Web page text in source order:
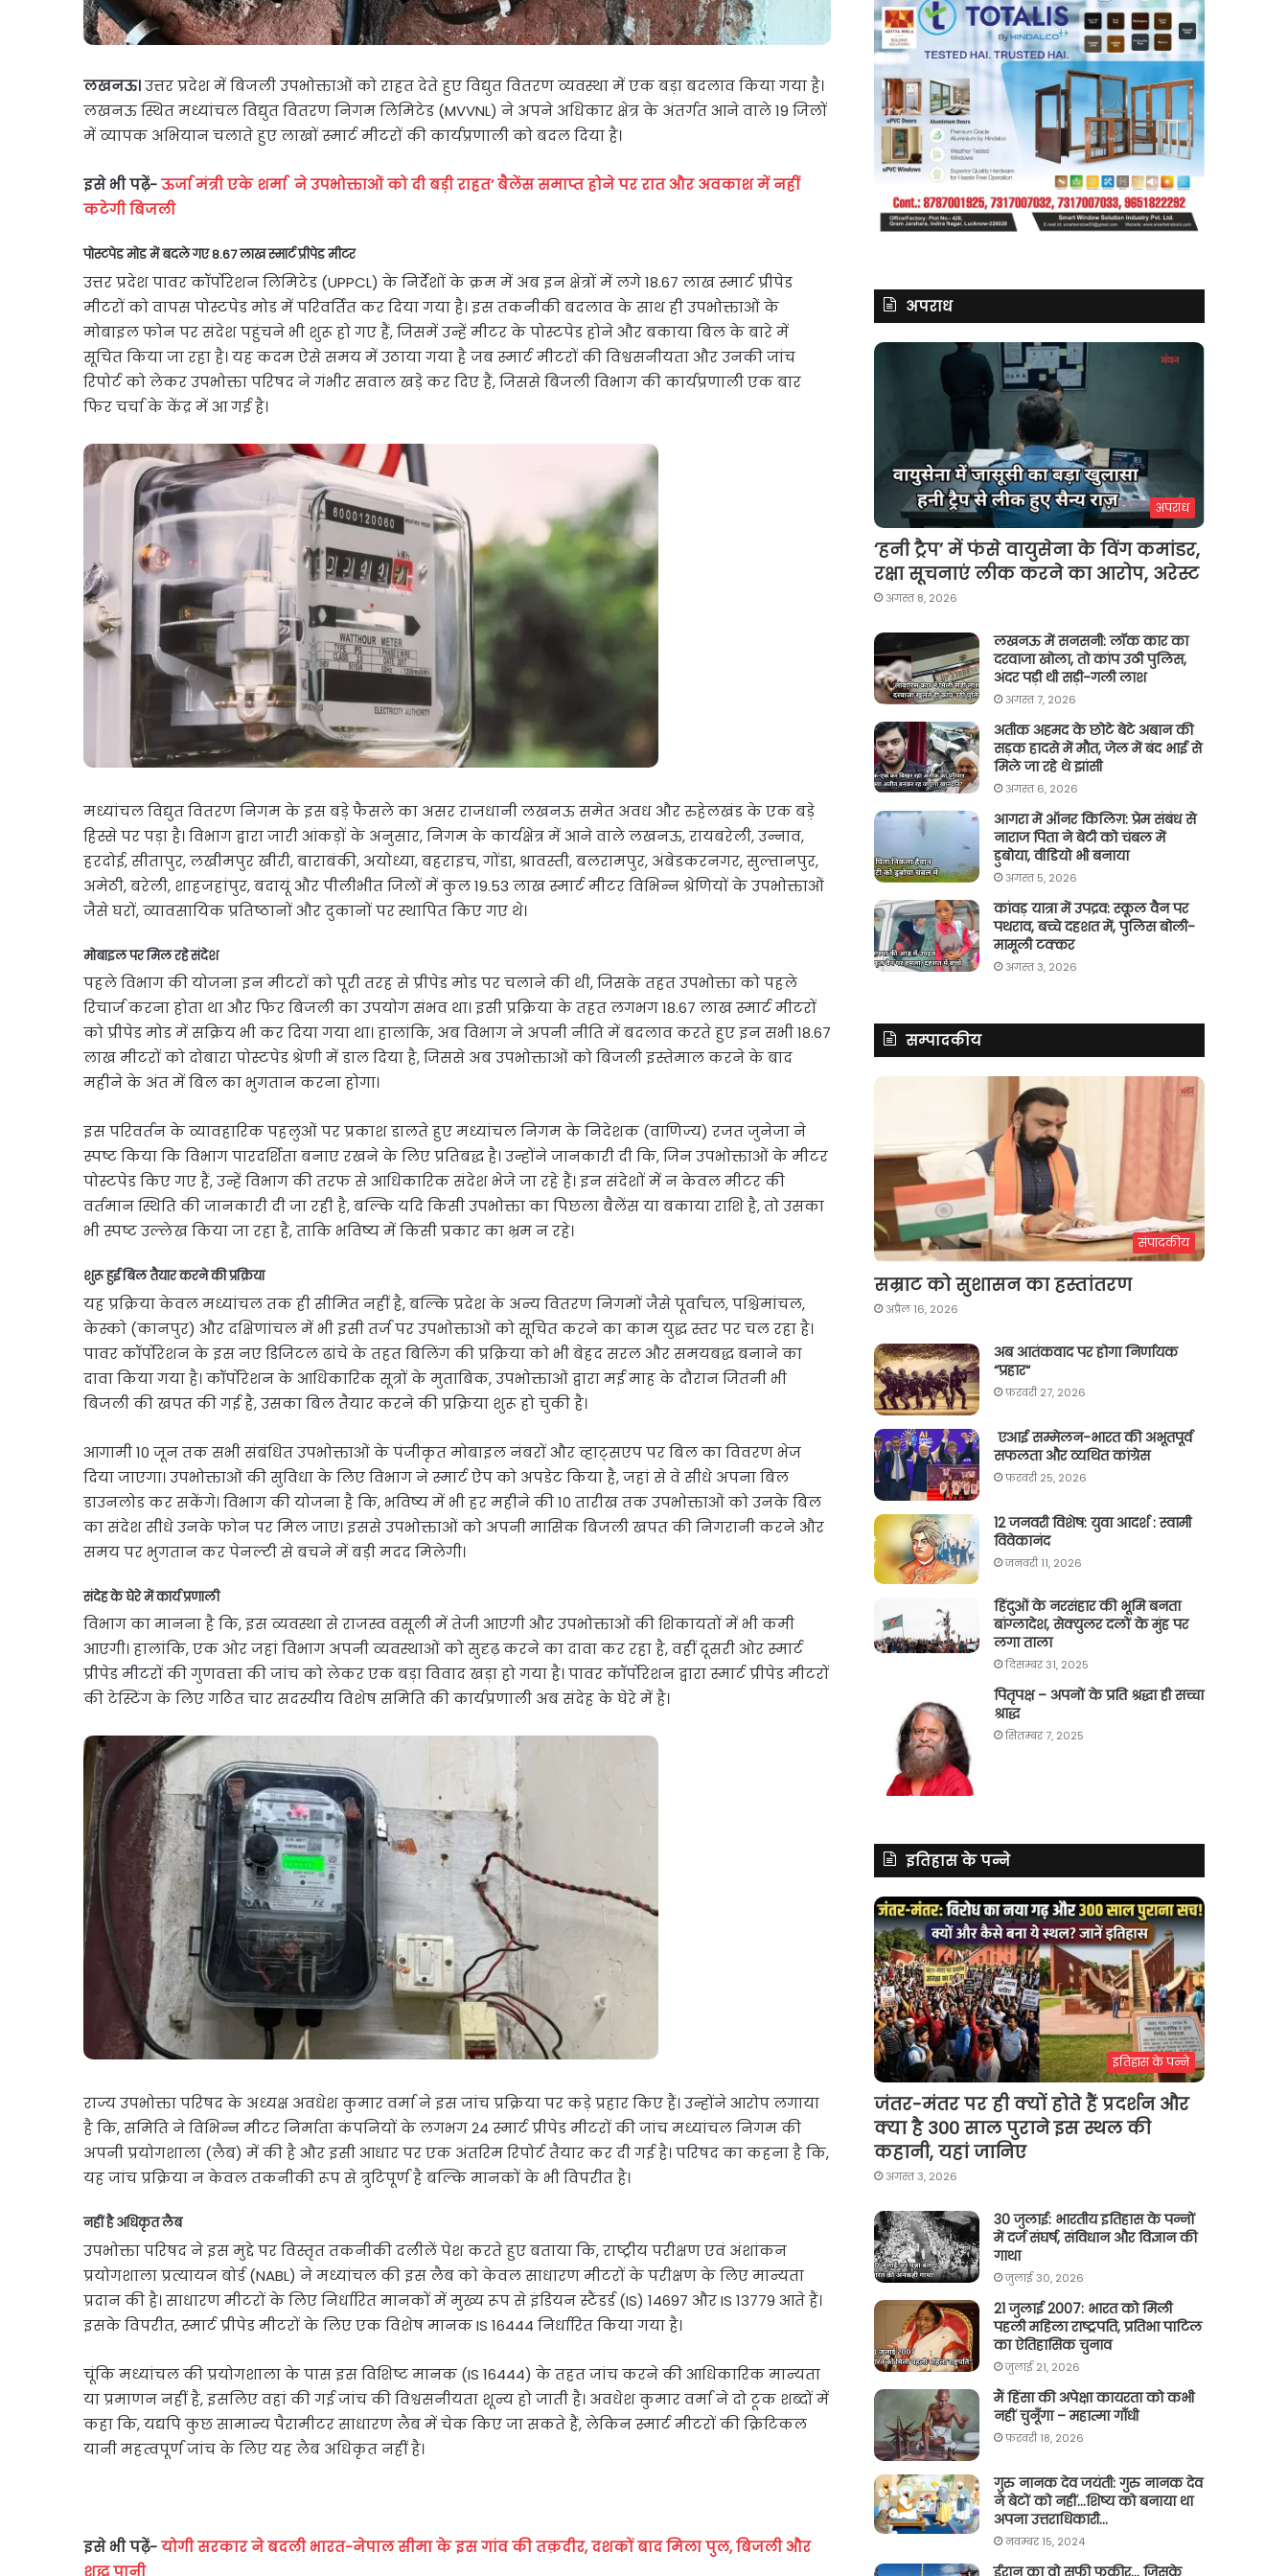
लखनऊ।उत्तर प्रदेश में बिजली उपभोक्ताओं को राहत देते हुए विद्युत वितरण व्यवस्था में एक बड़ा बदलाव किया गया है।
लखनऊ स्थित मध्यांचल विद्युत वितरण निगम लिमिटेड (MVVNL) ने अपने अधिकार क्षेत्र के अंतर्गत आने वाले 19 जिलों
में व्यापक अभियान चलाते हुए लाखों स्मार्ट मीटरों की कार्यप्रणाली को बदल दिया है।
इसे भी पढ़ें-ऊर्जा मंत्री एके शर्मा ने उपभोक्ताओं को दी बड़ी राहत’ बैलेंस समाप्त होने पर रात और अवकाश में नहीं
कटेगी बिजली
पोस्टपेड मोड में बदले गए 8.67 लाख स्मार्ट प्रीपेड मीटर
उत्तर प्रदेश पावर कॉर्पोरेशन लिमिटेड (UPPCL) के निर्देशों के क्रम में अब इन क्षेत्रों में लगे 18.67 लाख स्मार्ट प्रीपेड
मीटरों को वापस पोस्टपेड मोड में परिवर्तित कर दिया गया है। इस तकनीकी बदलाव के साथ ही उपभोक्ताओं के
मोबाइल फोन पर संदेश पहुंचने भी शुरू हो गए हैं, जिसमें उन्हें मीटर के पोस्टपेड होने और बकाया बिल के बारे में
सूचित किया जा रहा है। यह कदम ऐसे समय में उठाया गया है जब स्मार्ट मीटरों की विश्वसनीयता और उनकी जांच
रिपोर्ट को लेकर उपभोक्ता परिषद ने गंभीर सवाल खड़े कर दिए हैं, जिससे बिजली विभाग की कार्यप्रणाली एक बार
फिर चर्चा के केंद्र में आ गई है।
मध्यांचल विद्युत वितरण निगम के इस बड़े फैसले का असर राजधानी लखनऊ समेत अवध और रुहेलखंड के एक बड़े
हिस्से पर पड़ा है। विभाग द्वारा जारी आंकड़ों के अनुसार, निगम के कार्यक्षेत्र में आने वाले लखनऊ, रायबरेली, उन्नाव,
हरदोई, सीतापुर, लखीमपुर खीरी, बाराबंकी, अयोध्या, बहराइच, गोंडा, श्रावस्ती, बलरामपुर, अंबेडकरनगर, सुल्तानपुर,
अमेठी, बरेली, शाहजहांपुर, बदायूं और पीलीभीत जिलों में कुल 19.53 लाख स्मार्ट मीटर विभिन्न श्रेणियों के उपभोक्ताओं
जैसे घरों, व्यावसायिक प्रतिष्ठानों और दुकानों पर स्थापित किए गए थे।
मोबाइल पर मिल रहे संदेश
पहले विभाग की योजना इन मीटरों को पूरी तरह से प्रीपेड मोड पर चलाने की थी, जिसके तहत उपभोक्ता को पहले
रिचार्ज करना होता था और फिर बिजली का उपयोग संभव था। इसी प्रक्रिया के तहत लगभग 18.67 लाख स्मार्ट मीटरों
को प्रीपेड मोड में सक्रिय भी कर दिया गया था। हालांकि, अब विभाग ने अपनी नीति में बदलाव करते हुए इन सभी 18.67
लाख मीटरों को दोबारा पोस्टपेड श्रेणी में डाल दिया है, जिससे अब उपभोक्ताओं को बिजली इस्तेमाल करने के बाद
महीने के अंत में बिल का भुगतान करना होगा।
इस परिवर्तन के व्यावहारिक पहलुओं पर प्रकाश डालते हुए मध्यांचल निगम के निदेशक (वाणिज्य) रजत जुनेजा ने
स्पष्ट किया कि विभाग पारदर्शिता बनाए रखने के लिए प्रतिबद्ध है। उन्होंने जानकारी दी कि, जिन उपभोक्ताओं के मीटर
पोस्टपेड किए गए हैं, उन्हें विभाग की तरफ से आधिकारिक संदेश भेजे जा रहे हैं। इन संदेशों में न केवल मीटर की
वर्तमान स्थिति की जानकारी दी जा रही है, बल्कि यदि किसी उपभोक्ता का पिछला बैलेंस या बकाया राशि है, तो उसका
भी स्पष्ट उल्लेख किया जा रहा है, ताकि भविष्य में किसी प्रकार का भ्रम न रहे।
शुरू हुई बिल तैयार करने की प्रक्रिया
यह प्रक्रिया केवल मध्यांचल तक ही सीमित नहीं है, बल्कि प्रदेश के अन्य वितरण निगमों जैसे पूर्वांचल, पश्चिमांचल,
केस्को (कानपुर) और दक्षिणांचल में भी इसी तर्ज पर उपभोक्ताओं को सूचित करने का काम युद्ध स्तर पर चल रहा है।
पावर कॉर्पोरेशन के इस नए डिजिटल ढांचे के तहत बिलिंग की प्रक्रिया को भी बेहद सरल और समयबद्ध बनाने का
दावा किया गया है। कॉर्पोरेशन के आधिकारिक सूत्रों के मुताबिक, उपभोक्ताओं द्वारा मई माह के दौरान जितनी भी
बिजली की खपत की गई है, उसका बिल तैयार करने की प्रक्रिया शुरू हो चुकी है।
आगामी 10 जून तक सभी संबंधित उपभोक्ताओं के पंजीकृत मोबाइल नंबरों और व्हाट्सएप पर बिल का विवरण भेज
दिया जाएगा। उपभोक्ताओं की सुविधा के लिए विभाग ने स्मार्ट ऐप को अपडेट किया है, जहां से वे सीधे अपना बिल
डाउनलोड कर सकेंगे। विभाग की योजना है कि, भविष्य में भी हर महीने की 10 तारीख तक उपभोक्ताओं को उनके बिल
का संदेश सीधे उनके फोन पर मिल जाए। इससे उपभोक्ताओं को अपनी मासिक बिजली खपत की निगरानी करने और
समय पर भुगतान कर पेनल्टी से बचने में बड़ी मदद मिलेगी।
संदेह के घेरे में कार्य प्रणाली
विभाग का मानना है कि, इस व्यवस्था से राजस्व वसूली में तेजी आएगी और उपभोक्ताओं की शिकायतों में भी कमी
आएगी। हालांकि, एक ओर जहां विभाग अपनी व्यवस्थाओं को सुदृढ़ करने का दावा कर रहा है, वहीं दूसरी ओर स्मार्ट
प्रीपेड मीटरों की गुणवत्ता की जांच को लेकर एक बड़ा विवाद खड़ा हो गया है। पावर कॉर्पोरेशन द्वारा स्मार्ट प्रीपेड मीटरों
की टेस्टिंग के लिए गठित चार सदस्यीय विशेष समिति की कार्यप्रणाली अब संदेह के घेरे में है।
राज्य उपभोक्ता परिषद के अध्यक्ष अवधेश कुमार वर्मा ने इस जांच प्रक्रिया पर कड़े प्रहार किए हैं। उन्होंने आरोप लगाया
है कि, समिति ने विभिन्न मीटर निर्माता कंपनियों के लगभग 24 स्मार्ट प्रीपेड मीटरों की जांच मध्यांचल निगम की
अपनी प्रयोगशाला (लैब) में की है और इसी आधार पर एक अंतरिम रिपोर्ट तैयार कर दी गई है। परिषद का कहना है कि,
यह जांच प्रक्रिया न केवल तकनीकी रूप से त्रुटिपूर्ण है बल्कि मानकों के भी विपरीत है।
नहीं है अधिकृत लैब
उपभोक्ता परिषद ने इस मुद्दे पर विस्तृत तकनीकी दलीलें पेश करते हुए बताया कि, राष्ट्रीय परीक्षण एवं अंशांकन
प्रयोगशाला प्रत्यायन बोर्ड (NABL) ने मध्यांचल की इस लैब को केवल साधारण मीटरों के परीक्षण के लिए मान्यता
प्रदान की है। साधारण मीटरों के लिए निर्धारित मानकों में मुख्य रूप से इंडियन स्टैंडर्ड (IS) 14697 और IS 13779 आते हैं।
इसके विपरीत, स्मार्ट प्रीपेड मीटरों के लिए एक विशेष मानक IS 16444 निर्धारित किया गया है।
चूंकि मध्यांचल की प्रयोगशाला के पास इस विशिष्ट मानक (IS 16444) के तहत जांच करने की आधिकारिक मान्यता
या प्रमाणन नहीं है, इसलिए वहां की गई जांच की विश्वसनीयता शून्य हो जाती है। अवधेश कुमार वर्मा ने दो टूक शब्दों में
कहा कि, यद्यपि कुछ सामान्य पैरामीटर साधारण लैब में चेक किए जा सकते हैं, लेकिन स्मार्ट मीटरों की क्रिटिकल
यानी महत्वपूर्ण जांच के लिए यह लैब अधिकृत नहीं है।
इसे भी पढ़ें-योगी सरकार ने बदली भारत-नेपाल सीमा के इस गांव की तक़दीर, दशकों बाद मिला पुल, बिजली और
शुद्ध पानी
अपराध
अपराध
‘हनी ट्रैप’ में फंसे वायुसेना के विंग कमांडर,
रक्षा सूचनाएं लीक करने का आरोप, अरेस्ट
अगस्त 8, 2026
लखनऊ में सनसनी: लॉक कार का
दरवाजा खोला, तो कांप उठी पुलिस,
अंदर पड़ी थी सड़ी-गली लाश
अगस्त 7, 2026
अतीक अहमद के छोटे बेटे अबान की
सड़क हादसे में मौत, जेल में बंद भाई से
मिले जा रहे थे झांसी
अगस्त 6, 2026
आगरा में ऑनर किलिग़: प्रेम संबंध से
नाराज पिता ने बेटी को चंबल में
डुबोया, वीडियो भी बनाया
अगस्त 5, 2026
कांवड़ यात्रा में उपद्रव: स्कूल वैन पर
पथराव, बच्चे दहशत में, पुलिस बोली-
मामूली टक्कर
अगस्त 3, 2026
सम्पादकीय
संपादकीय
सम्राट को सुशासन का हस्तांतरण
अप्रैल 16, 2026
अब आतंकवाद पर होगा निर्णायक
“प्रहार“
फ़रवरी 27, 2026
एआई सम्मेलन-भारत की अभूतपूर्व
सफलता और व्यथित कांग्रेस
फ़रवरी 25, 2026
12 जनवरी विशेष: युवा आदर्श : स्वामी
विवेकानंद
जनवरी 11, 2026
हिंदुओं के नरसंहार की भूमि बनता
बांग्लादेश, सेक्युलर दलों के मुंह पर
लगा ताला
दिसम्बर 31, 2025
पितृपक्ष – अपनों के प्रति श्रद्धा ही सच्चा
श्राद्ध
सितम्बर 7, 2025
इतिहास के पन्ने
इतिहास के पन्ने
जंतर-मंतर पर ही क्यों होते हैं प्रदर्शन और
क्या है 300 साल पुराने इस स्थल की
कहानी, यहां जानिए
अगस्त 3, 2026
30 जुलाई: भारतीय इतिहास के पन्नों
में दर्ज संघर्ष, संविधान और विज्ञान की
गाथा
जुलाई 30, 2026
21 जुलाई 2007: भारत को मिली
पहली महिला राष्ट्रपति, प्रतिभा पाटिल
का ऐतिहासिक चुनाव
जुलाई 21, 2026
मैं हिंसा की अपेक्षा कायरता को कभी
नहीं चुनूँगा – महात्मा गाँधी
फ़रवरी 18, 2026
गुरु नानक देव जयंती: गुरु नानक देव
ने बेटों को नहीं…शिष्य को बनाया था
अपना उत्तराधिकारी…
नवम्बर 15, 2024